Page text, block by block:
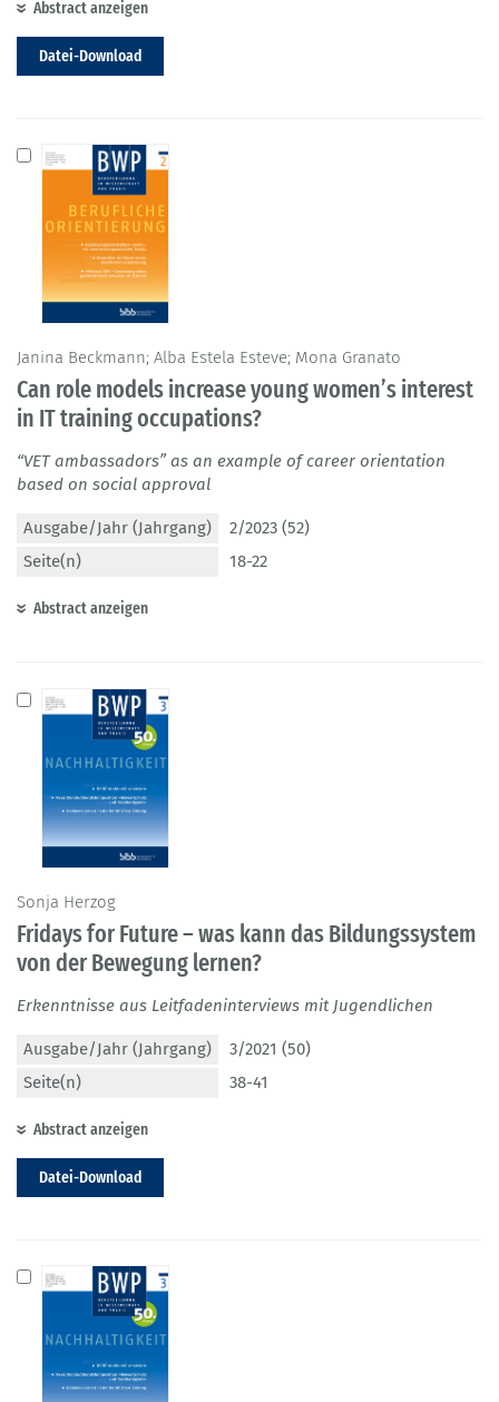
Abstract anzeigen
Datei-Download
Janina Beckmann; Alba Estela Esteve; Mona Granato
Can role models increase young women’s interest
in IT training occupations?
“VET ambassadors” as an example of career orientation
based on social approval
Ausgabe/Jahr (Jahrgang)
2/2023 (52)
Seite(n)
18-22
Abstract anzeigen
Sonja Herzog
Fridays for Future – was kann das Bildungssystem
von der Bewegung lernen?
Erkenntnisse aus Leitfadeninterviews mit Jugendlichen
Ausgabe/Jahr (Jahrgang)
3/2021 (50)
Seite(n)
38-41
Abstract anzeigen
Datei-Download